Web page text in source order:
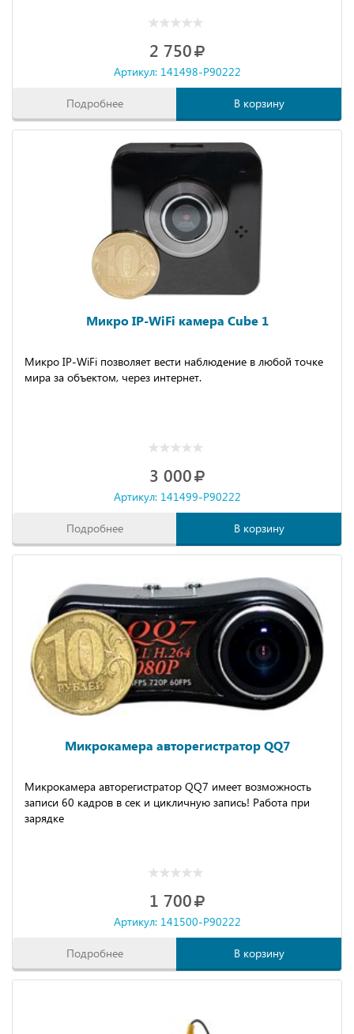
2 750
Артикул: 141498-P90222
Подробнее В корзину
Микро IP-WiFi камера Cube 1
Микро IP-WiFi позволяет вести наблюдение в любой точке
мира за объектом, через интернет.
3 000
Артикул: 141499-P90222
Подробнее В корзину
Микрокамера авторегистратор QQ7
Микрокамера авторегистратор QQ7 имеет возможность
записи 60 кадров в сек и цикличную запись! Работа при
зарядке
1 700
Артикул: 141500-P90222
Подробнее В корзину